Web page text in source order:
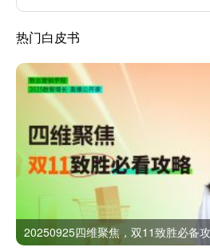
热门白皮书
20250925四维聚焦，双11致胜必备